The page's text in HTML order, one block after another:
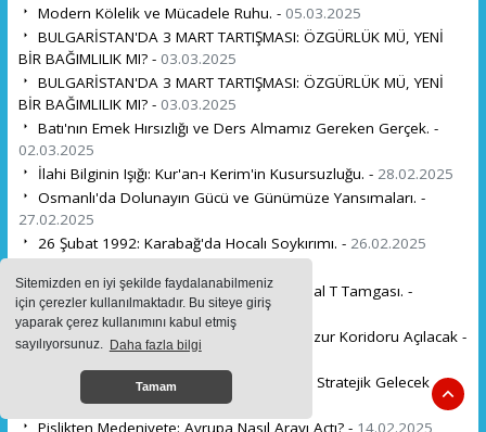
Sitemizden en iyi şekilde faydalanabilmeniz
için çerezler kullanılmaktadır. Bu siteye giriş
yaparak çerez kullanımını kabul etmiş
sayılıyorsunuz. Daha fazla bilgi
Tamam
Modern Kölelik ve Mücadele Ruhu. - 05.03.2025
BULGARİSTAN'DA 3 MART TARTIŞMASI: ÖZGÜRLÜK MÜ, YENİ
BİR BAĞIMLILIK MI? - 03.03.2025
BULGARİSTAN'DA 3 MART TARTIŞMASI: ÖZGÜRLÜK MÜ, YENİ
BİR BAĞIMLILIK MI? - 03.03.2025
Batı'nın Emek Hırsızlığı ve Ders Almamız Gereken Gerçek. -
02.03.2025
İlahi Bilginin Işığı: Kur'an-ı Kerim'in Kusursuzluğu. - 28.02.2025
Osmanlı'da Dolunayın Gücü ve Günümüze Yansımaları. -
27.02.2025
26 Şubat 1992: Karabağ'da Hocalı Soykırımı. - 26.02.2025
Kıtalararası Bağların Kadim Şifreleri: Kutsal T Tamgası. -
20.02.2025
İran'ın Absürt İddialarına Rağmen Zengezur Koridoru Açılacak -
Avrupa'nın Türkiye'ye Olan Bağımlılığı ve Stratejik Gelecek
Rafet ULUTÜRK . -16.02.2025
Pislikten Medeniyete: Avrupa Nasıl Arayı Açtı? - 14.02.2025